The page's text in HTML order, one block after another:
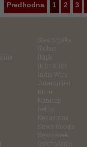
Predhodna 1 2 3
Glas Srpske
Globus
IMDb
INDEX.HR
Indie Wire
Jutarnji list
Kurir
Miniclip
net.hr
Nezavisne
News Google
Newsweek
Oslobođenje